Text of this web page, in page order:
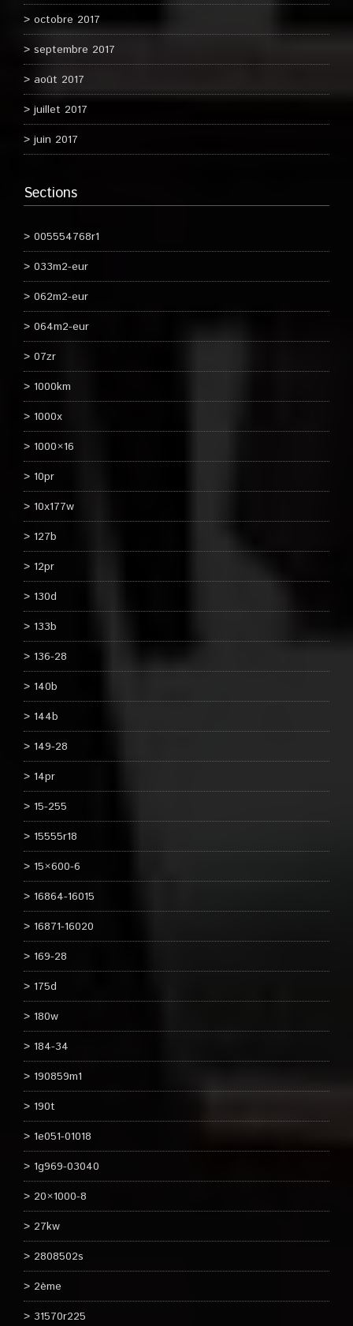
octobre 2017
septembre 2017
août 2017
juillet 2017
juin 2017
Sections
005554768r1
033m2-eur
062m2-eur
064m2-eur
07zr
1000km
1000x
1000×16
10pr
10x177w
127b
12pr
130d
133b
136-28
140b
144b
149-28
14pr
15-255
15555r18
15×600-6
16864-16015
16871-16020
169-28
175d
180w
184-34
190859m1
190t
1e051-01018
1g969-03040
20×1000-8
27kw
2808502s
2ème
31570r225